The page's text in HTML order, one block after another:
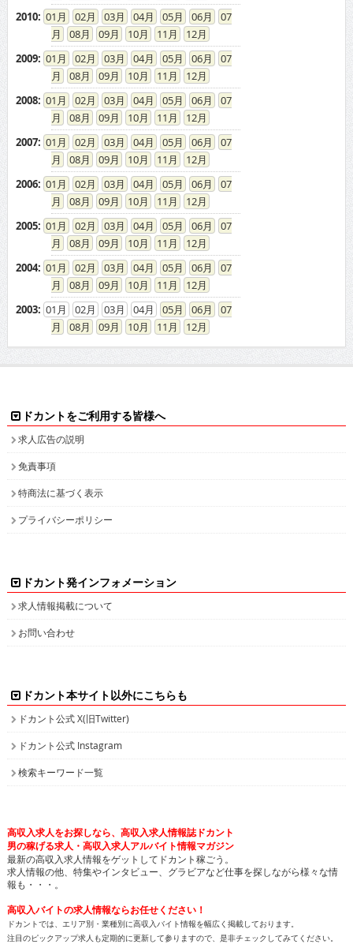
2010: 01 02 03 04 05 06
07
08
09 10 11
12
2009: 01 02 03 04 05 06
07
08
09 10 11
12
2008: 01 02 03 04 05 06
07
08
09 10 11
12
2007: 01 02 03 04 05 06
07
08
09 10 11
12
2006: 01 02 03 04 05 06
07
08
09 10 11
12
2005: 01 02 03 04 05 06
07
08
09 10 11
12
2004: 01 02 03 04 05 06
07
08
09 10 11
12
2003: 01 02 03 04 05 06
07
08
09 10 11 12
ドカントをご利用する皆様へ
求人広告の説明
免責事項
特商法に基づく表示
プライバシーポリシー
ドカント発インフォメーション
求人情報掲載について
お問い合わせ
ドカント本サイト以外にこちらも
ドカント公式 X(旧Twitter)
ドカント公式 Instagram
検索キーワード一覧
高収入求人をお探しなら、高収入求人情報誌ドカント
男の稼げる求人・高収入求人アルバイト情報マガジン
最新の高収入求人情報をゲットしてドカント稼ごう。
求人情報の他、特集やインタビュー、グラビアなど仕事を探しながら様々な情
報も・・・。
高収入バイトの求人情報ならお任せください！
ドカントでは、エリア別・業種別に高収入バイト情報を幅広く掲載しております。
注目のピックアップ求人も定期的に更新して参りますので、是非チェックしてみてください。